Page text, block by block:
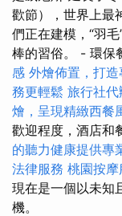
歡節），世界上最
們正在建模，“羽
棒的習俗。 - 環保
感 外燴佈置，打
務更輕鬆 旅行社
燴，呈現精緻西餐
歡迎程度，酒店和
的聽力健康提供專
法律服務 桃園按摩
現在是一個以未知
機。